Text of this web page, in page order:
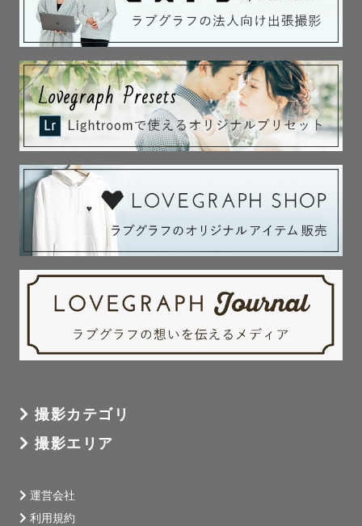
撮影カテゴリ
撮影エリア
運営会社
利用規約